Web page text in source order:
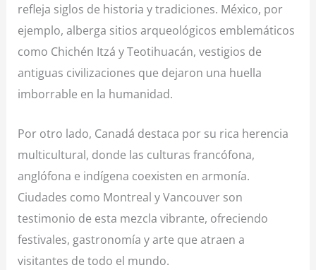
refleja siglos de historia y tradiciones. México, por
ejemplo, alberga sitios arqueológicos emblemáticos
como Chichén Itzá y Teotihuacán, vestigios de
antiguas civilizaciones que dejaron una huella
imborrable en la humanidad.
Por otro lado, Canadá destaca por su rica herencia
multicultural, donde las culturas francófona,
anglófona e indígena coexisten en armonía.
Ciudades como Montreal y Vancouver son
testimonio de esta mezcla vibrante, ofreciendo
festivales, gastronomía y arte que atraen a
visitantes de todo el mundo.